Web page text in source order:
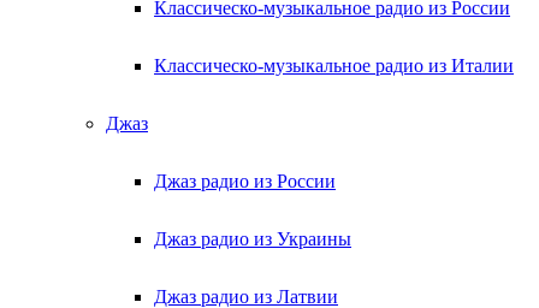
Классическо-музыкальное радио из России
Классическо-музыкальное радио из Италии
Джаз
Джаз радио из России
Джаз радио из Украины
Джаз радио из Латвии